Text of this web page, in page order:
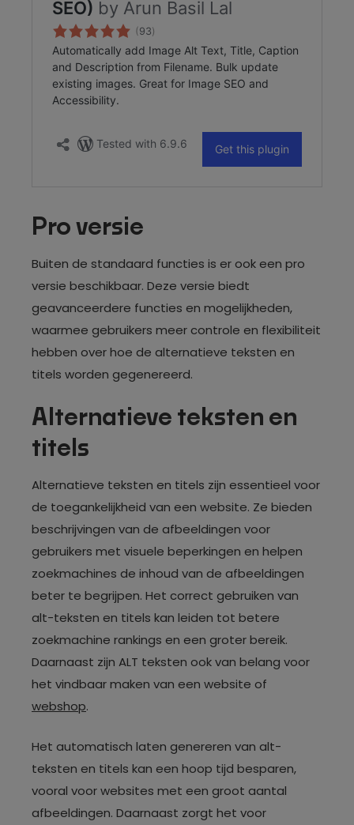
Pro versie
Buiten de standaard functies is er ook een pro
versie beschikbaar. Deze versie biedt
geavanceerdere functies en mogelijkheden,
waarmee gebruikers meer controle en flexibiliteit
hebben over hoe de alternatieve teksten en
titels worden gegenereerd.
Alternatieve teksten en
titels
Alternatieve teksten en titels zijn essentieel voor
de toegankelijkheid van een website. Ze bieden
beschrijvingen van de afbeeldingen voor
gebruikers met visuele beperkingen en helpen
zoekmachines de inhoud van de afbeeldingen
beter te begrijpen. Het correct gebruiken van
alt-teksten en titels kan leiden tot betere
zoekmachine rankings en een groter bereik.
Daarnaast zijn ALT teksten ook van belang voor
het vindbaar maken van een website of
webshop.
Het automatisch laten genereren van alt-
teksten en titels kan een hoop tijd besparen,
vooral voor websites met een groot aantal
afbeeldingen. Daarnaast zorgt het voor